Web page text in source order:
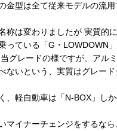
金型は全て従来モデルの流用
称は変わりましたが 実質的
っている「G・LOWDOWN
グレードの様ですが、アル
ないという、実質はグレード
、軽自動車は「N-BOX」し
マイナーチェンジをするな